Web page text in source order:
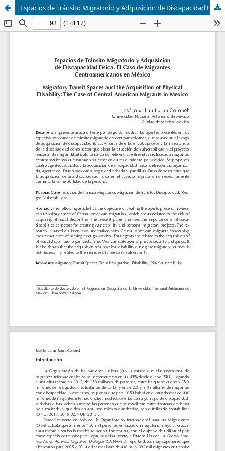
Espacios de Tránsito Migratorio y Adquisición de Discapacidad Física. El Caso de Migrantes Centroamericanos en México / Migratory Transit Spaces and the Acquisition of Physical Disability: The Case of Central American Migrants in Mexico